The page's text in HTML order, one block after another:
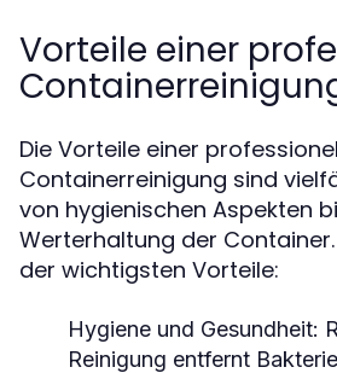
Vorteile einer
Die Vorteile einer
Containerreinigung sind
von hygienischen Aspekten
Werterhaltung der
der wichtigsten Vorteile:
Hygiene und Gesundheit:
Reinigung entfernt